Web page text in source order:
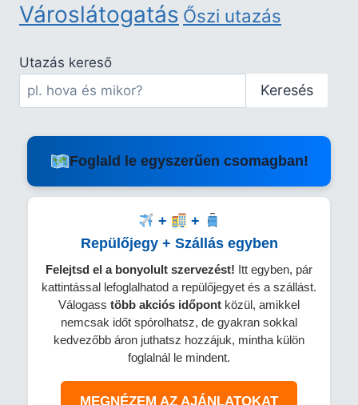
Városlátogatás Őszi utazás
Utazás kereső
Keresés
Foglald le egyszerűen csomagban!
+
+
Repülőjegy + Szállás egyben
Felejtsd el a bonyolult szervezést! Itt egyben, pár
kattintással lefoglalhatod a repülőjegyet és a szállást.
Válogass több akciós időpont közül, amikkel
nemcsak időt spórolhatsz, de gyakran sokkal
kedvezőbb áron juthatsz hozzájuk, mintha külön
foglalnál le mindent.
MEGNÉZEM AZ AJÁNLATOKAT